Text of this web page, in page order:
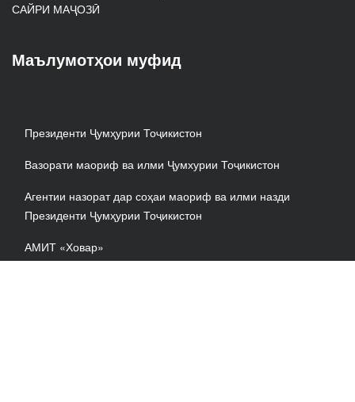
САЙРИ МАҶОЗӢ
Маълумотҳои муфид
Президенти Ҷумҳурии Тоҷикистон
Вазорати маориф ва илми Ҷумхурии Тоҷикистон
Агентии назорат дар соҳаи маориф ва илми назди
Президенти Ҷумҳурии Тоҷикистон
АМИТ «Ховар»